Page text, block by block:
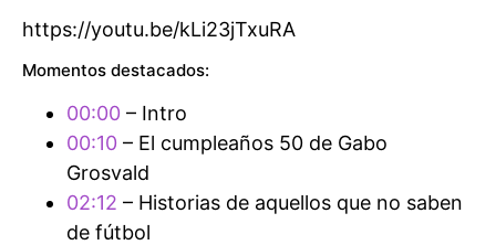
https://youtu.be/kLi23jTxuRA
Momentos destacados:
00:00 – Intro
00:10 – El cumpleaños 50 de Gabo
Grosvald
02:12 – Historias de aquellos que no saben
de fútbol